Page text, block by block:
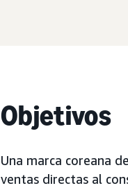
Objetivos
Una marca coreana de
ventas directas al